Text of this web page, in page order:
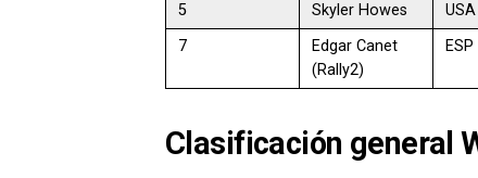
5 Skyler Howes USA
7
Edgar Canet
(Rally2)
ESP
Clasificación general